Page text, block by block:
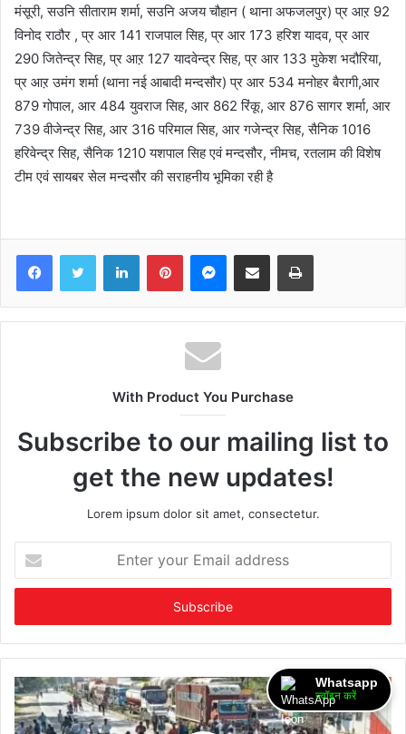
मंसूरी, सउनि सीताराम शर्मा, सउनि अजय चौहान ( थाना अफजलपुर) प्र आऱ 92
विनोद राठौर , प्र आर 141 राजपाल सिह, प्र आर 173 हरिश यादव, प्र आर
290 जितेन्द्र सिह, प्र आऱ 127 यादवेन्द्र सिह, प्र आर 133 मुकेश भदौरिया,
प्र आऱ उमंग शर्मा (थाना नई आबादी मन्दसौर) प्र आर 534 मनोहर बैरागी,आर
879 गोपाल, आर 484 युवराज सिह, आर 862 रिंकू, आर 876 सागर शर्मा, आर
739 वीजेन्द्र सिह, आर 316 परिमाल सिह, आर गजेन्द्र सिह, सैनिक 1016
हरिवेन्द्र सिह, सैनिक 1210 यशपाल सिह एवं मन्दसौर, नीमच, रतलाम की विशेष
टीम एवं सायबर सेल मन्दसौर की सराहनीय भूमिका रही है
FacebookTwitter LinkedInPinterestMessenger
Share via Email Print
With Product You Purchase
Subscribe to our mailing list to
get the new updates!
Lorem ipsum dolor sit amet, consectetur.
your
Email
Whatsapp
ज्वॉइन करें